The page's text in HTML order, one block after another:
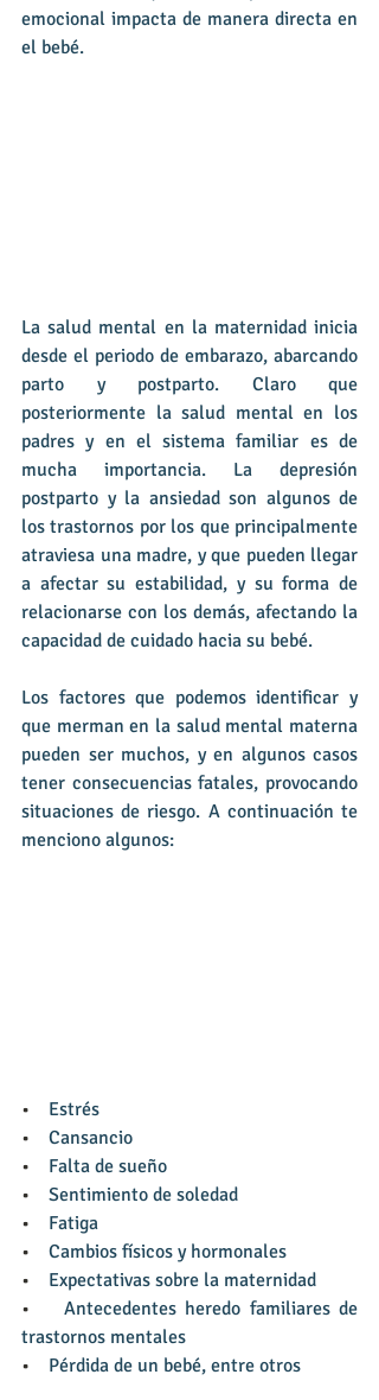
emocional impacta de manera directa en
el bebé.
La salud mental en la maternidad inicia
desde el periodo de embarazo, abarcando
parto y postparto. Claro que
posteriormente la salud mental en los
padres y en el sistema familiar es de
mucha importancia. La depresión
postparto y la ansiedad son algunos de
los trastornos por los que principalmente
atraviesa una madre, y que pueden llegar
a afectar su estabilidad, y su forma de
relacionarse con los demás, afectando la
capacidad de cuidado hacia su bebé.
Los factores que podemos identificar y
que merman en la salud mental materna
pueden ser muchos, y en algunos casos
tener consecuencias fatales, provocando
situaciones de riesgo. A continuación te
menciono algunos:
• Estrés
• Cansancio
• Falta de sueño
• Sentimiento de soledad
• Fatiga
• Cambios físicos y hormonales
• Expectativas sobre la maternidad
• Antecedentes heredo familiares de
trastornos mentales
• Pérdida de un bebé, entre otros